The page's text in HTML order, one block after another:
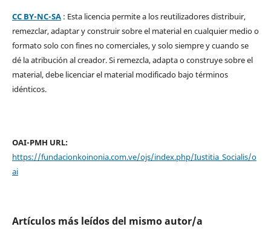
CC BY-NC-SA: Esta licencia permite a los reutilizadores distribuir,
remezclar, adaptar y construir sobre el material en cualquier medio o
formato solo con fines no comerciales, y solo siempre y cuando se
dé la atribución al creador. Si remezcla, adapta o construye sobre el
material, debe licenciar el material modificado bajo términos
idénticos.
OAI-PMH URL:
https://fundacionkoinonia.com.ve/ojs/index.php/Iustitia_Socialis/o
ai
Artículos más leídos del mismo autor/a